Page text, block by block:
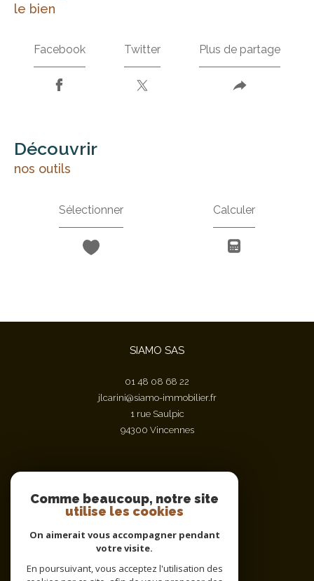
le bien
Facebook Twitter Plus de partage
découvrir
nos outils
Sélectionner Calculer
SIAMO SAS
01 48 08 68 22
jlcarini@siamo-immobilier.fr
1 rue Saulpic
94300
vincennes
Comme beaucoup, notre site
utilise les cookies
On aimerait vous accompagner pendant
votre visite.
En poursuivant, vous acceptez l'utilisation des